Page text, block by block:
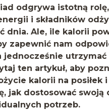
odgrywa istotną rolę,
i składników
dnia. Ale, ile kalorii
zapewnić nam
jednocześnie utrzymać
ten artykuł, aby
kalorii na posiłek i
jak dostosować swoją
potrzeb.